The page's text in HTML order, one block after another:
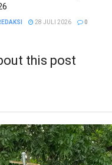
28 JULI 2026 0
this post